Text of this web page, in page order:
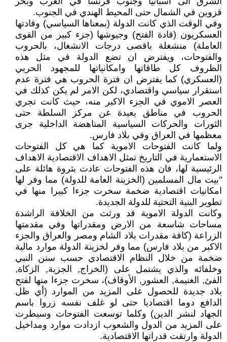
قزوين في الشمال حتى المحيط الهندي في الجنوب.
وفي الوقت الذي كانت الدولة (بمعناها السياسي) وقادتها
العسكريون (قادة الفتح) وجيوشها (جزء كبير من القوى
العاملة) منشغلة باقصى درجات الانشغال، بالحروب
والفتوحات، ويفترض ان تضع الدولة في مثل هذه
الظروف كل طاقاتها وامكانياتها للمجهود الحربي
(العسكري) كما يفترض ان فترة الحروب هي فترة عدم
استقرار سياسي واقتصادي، لكن الامر لم يكن كذلك في
العصر الاموي في الجزء الاكبر منه، حيث كانت تجري
الحروب في مناطق بعيدة عن مركز السلطة حتى
الثورات والحركات السياسية المناهضة الداخلية جرى
معظمها في العراق وفي بلاد فارس.
ولما كانت الفتوحات الاموية كما هي كل الفتوحات
الاستعمارية في التاريخ تمثل الاهداف الاقتصادية الاهداف
الرئيسية لها، فان هذه الفتوحات عادت بثروة هائلة على
"بيت مال المسلمين (الخزينة العامة للدولة) مما وفر لها
امكانيات اقتصادية ضخمة سخرت جزءا كبيرا منها في
تطوير البنية التحتية للدولة الجديدة.
وكانت الدولة الاموية قد ورثت من الخلافة الراشدة
مساحات شاسعة من الارض ومقدراتها وفي مقدمتها
الزراعة (كافة مقدرات بلاد الشام ومصر والعراق والجزء
الاكبر من بلاد فارس) مما وفر لخزينة الدولة موارد مالية
ضخمة من خلال النظام الاقتصادي حسب سنن النبي
وخلفائه والذي يشتمل على (الخراج, الجزية, الزكاة,
الفئ, الغنيمة, العشور, الأوقاف)، سخرت جزءا منها لفتح
بلاد جديدة للحصول على المزيد من الموارد (أي ظل
الدافع دوما اقتصاديا حتى لو غلف نفسه زروا باسم
الجهاد لنشر الدين) وكلما توسعت الفتوحات وسيطرت
على المزيد من الدول والشعوب ازدادت موارد ومداخيل
الدولة وارتقت قدراتها الاقتصادية.